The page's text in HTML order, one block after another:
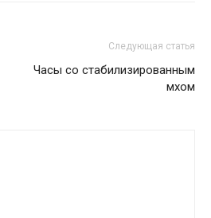
Следующая статья
Часы со стабилизированным
мхом